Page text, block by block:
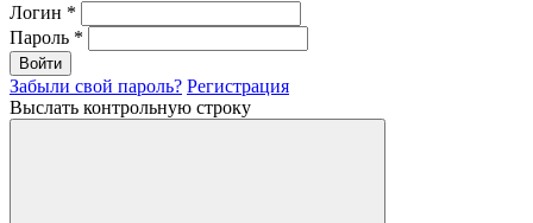
Логин *
Пароль *
Войти
Забыли свой пароль? Регистрация
Выслать контрольную строку